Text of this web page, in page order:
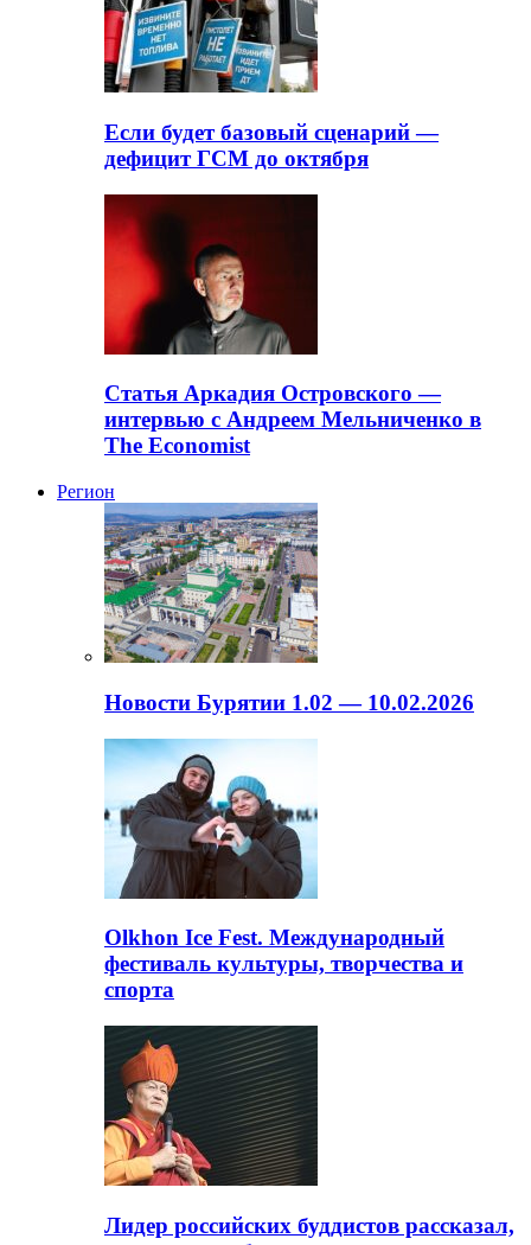
Если будет базовый сценарий —
дефицит ГСМ до октября
Статья Аркадия Островского —
интервью с Андреем Мельниченко в
The Economist
Регион
Новости Бурятии 1.02 — 10.02.2026
Olkhon Ice Fest. Международный
фестиваль культуры, творчества и
спорта
Лидер российских буддистов рассказал,